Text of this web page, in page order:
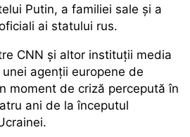
Putin, a familiei sale și a
ai statului rus.
CNN și altor instituții media
agenții europene de
moment de criză percepută în
ani de la începutul